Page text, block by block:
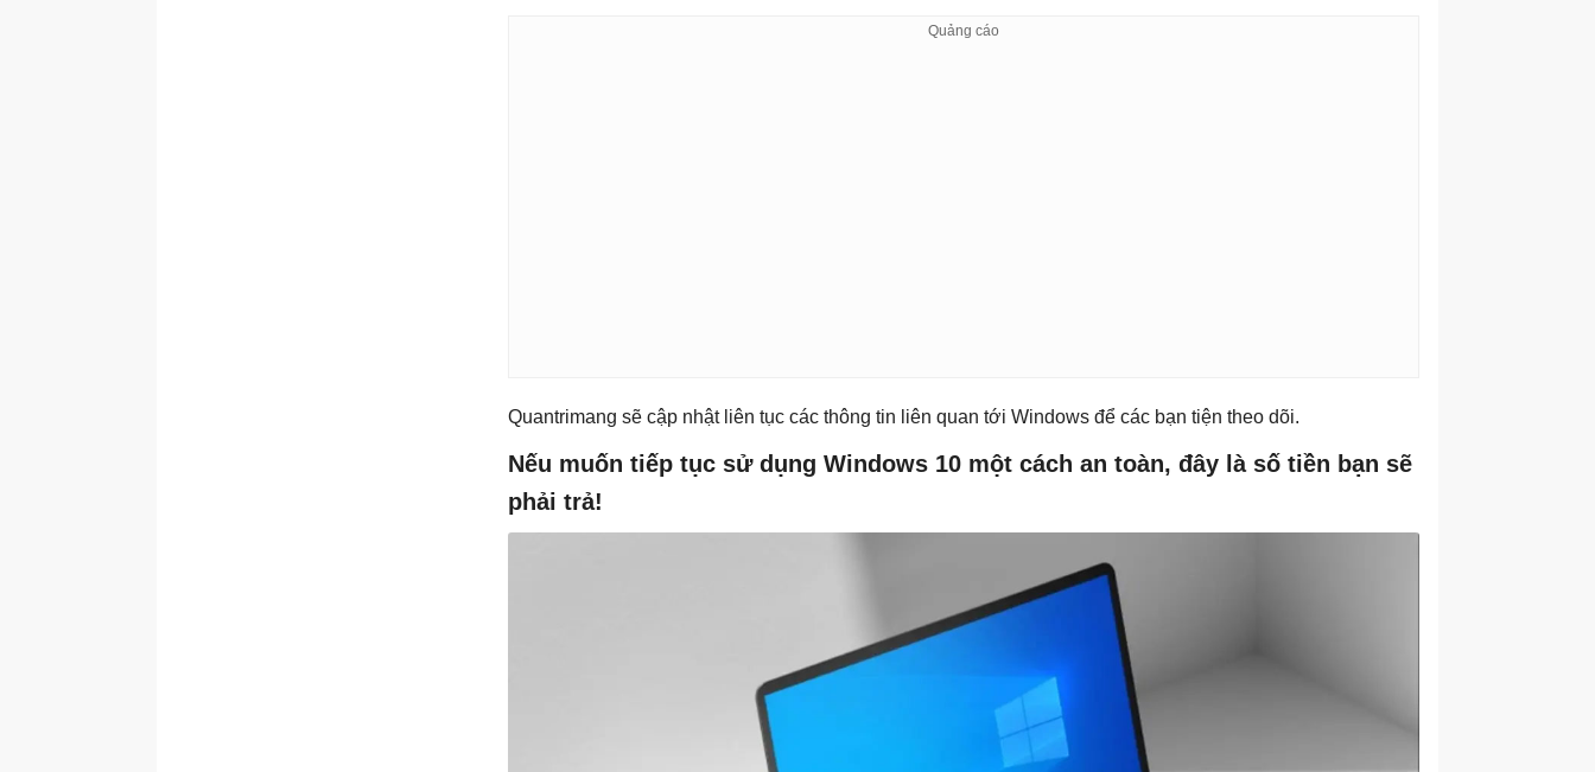
Quantrimang sẽ cập nhật liên tục các thông tin liên quan tới Windows để các bạn tiện theo dõi.
Nếu muốn tiếp tục sử dụng Windows 10 một cách an toàn, đây là số tiền bạn sẽ
phải trả!